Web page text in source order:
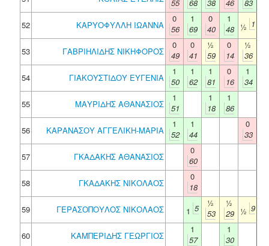
55
68
38
46
83
52
ΚΑΡΥΟΦΥΛΛΗ ΙΩΑΝΝΑ
0
56
1
69
0
40
1
48
½ 1
53 ΓΑΒΡΙΗΛΙΔΗΣ ΝΙΚΗΦΟΡΟΣ
0
49
0
41
½
59
0
14
½
36
54
ΓΙΑΚΟΥΣΤΙΔΟΥ ΕΥΓΕΝΙΑ
1
50
1
62
1
81
0
16
1
34
55
ΜΑΥΡΙΔΗΣ ΑΘΑΝΑΣΙΟΣ
1
51
1
18
1
86
56
ΚΑΡΑΝΑΣΟΥ ΑΓΓΕΛΙΚΗ-ΜΑΡΙΑ
1
52
1
44
0
33
57
ΓΚΑΔΑΚΗΣ ΑΘΑΝΑΣΙΟΣ
0
60
58
ΓΚΑΔΑΚΗΣ ΝΙΚΟΛΑΟΣ
0
18
59
ΓΕΡΑΣΟΠΟΥΛΟΣ ΝΙΚΟΛΑΟΣ 1 5
½
53
½
29
½ 9
60 ΚΑΜΠΕΡΙΔΗΣ ΓΕΩΡΓΙΟΣ
1
57
1
30